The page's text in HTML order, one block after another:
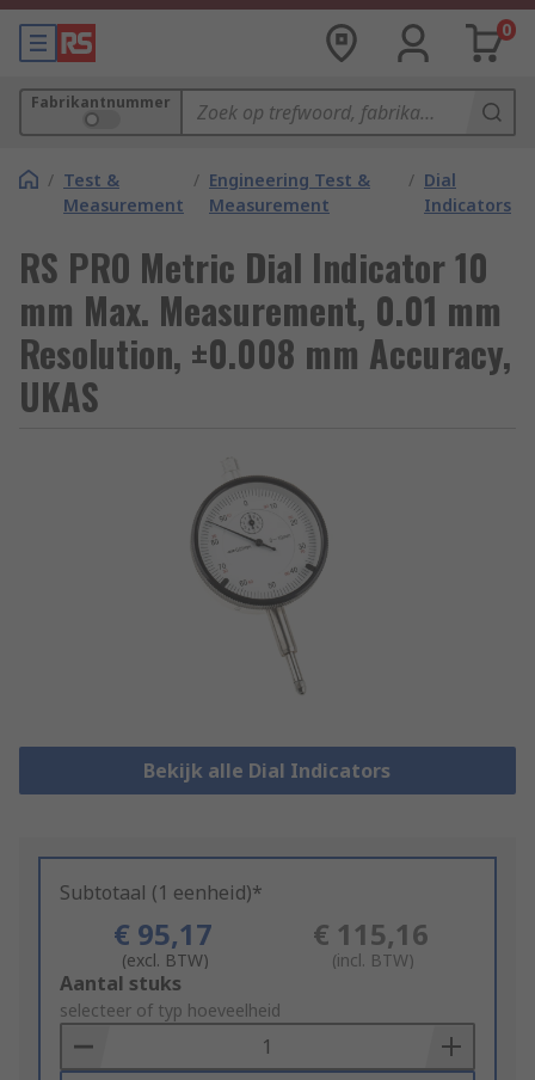
0
Fabrikantnummer
/ Test &
Measurement
/ Engineering Test &
Measurement
/ Dial
Indicators
RS PRO Metric Dial Indicator 10
mm Max. Measurement, 0.01 mm
Resolution, ±0.008 mm Accuracy,
UKAS
Bekijk alle Dial Indicators
Subtotaal (1 eenheid)*
€ 95,17
(excl. BTW)
€ 115,16
(incl. BTW)
Add
to
Basket
Aantal stuks
selecteer of typ hoeveelheid